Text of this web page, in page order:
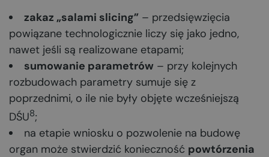
zakaz „salami slicing” – przedsięwzięcia
powiązane technologicznie liczy się jako jedno,
nawet jeśli są realizowane etapami;
sumowanie parametrów – przy kolejnych
rozbudowach parametry sumuje się z
poprzednimi, o ile nie były objęte wcześniejszą
DŚU8;
na etapie wniosku o pozwolenie na budowę
organ może stwierdzić konieczność powtórzenia